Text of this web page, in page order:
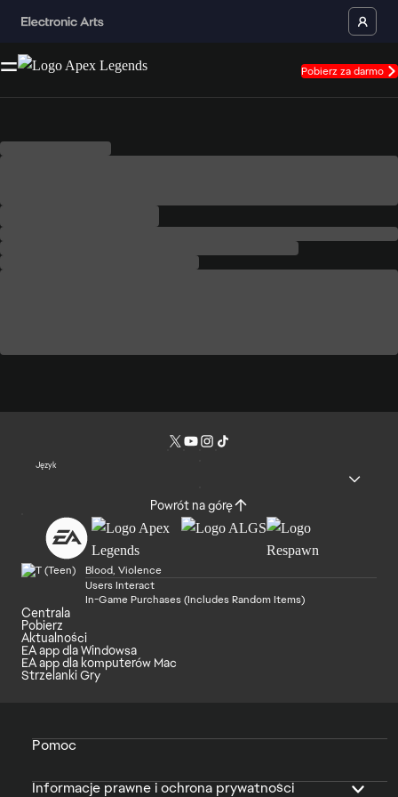
Pobierz za darmo
Język
Powrót na górę
Blood, Violence
Users Interact
In-Game Purchases (Includes Random Items)
Centrala
Pobierz
Aktualności
EA app dla Windowsa
EA app dla komputerów Mac
Strzelanki Gry
Pomoc
Informacje prawne i ochrona prywatności